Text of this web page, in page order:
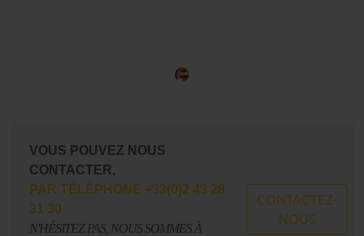
VOUS POUVEZ NOUS
CONTACTER,
PAR TÉLÉPHONE +33(0)2 43 28
31 30
N'HÉSITEZ PAS, NOUS SOMMES À
CONTACTEZ-
NOUS